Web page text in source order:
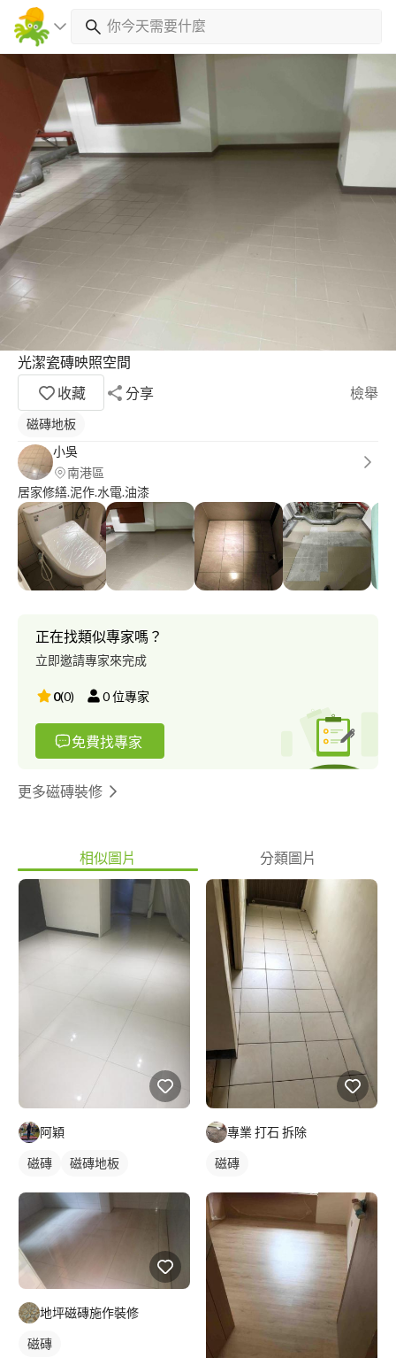
光潔瓷磚映照空間
收藏
分享 檢舉
磁磚地板
小吳
南港區
居家修繕.泥作.水電.油漆
正在找類似專家嗎？
立即邀請專家來完成
0(0) 0位專家
免費找專家
更多磁磚裝修
相似圖片 分類圖片
阿穎
磁磚 磁磚地板
地坪磁磚施作裝修
磁磚
專業 打石 拆除
磁磚